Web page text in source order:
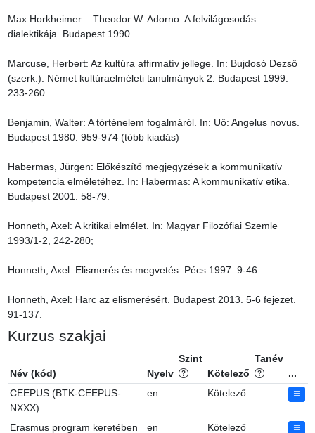
Max Horkheimer – Theodor W. Adorno: A felvilágosodás
dialektikája. Budapest 1990.
Marcuse, Herbert: Az kultúra affirmatív jellege. In: Bujdosó Dezső
(szerk.): Német kultúraelméleti tanulmányok 2. Budapest 1999.
233-260.
Benjamin, Walter: A történelem fogalmáról. In: Uő: Angelus novus.
Budapest 1980. 959-974 (több kiadás)
Habermas, Jürgen: Előkészítő megjegyzések a kommunikatív
kompetencia elméletéhez. In: Habermas: A kommunikatív etika.
Budapest 2001. 58-79.
Honneth, Axel: A kritikai elmélet. In: Magyar Filozófiai Szemle
1993/1-2, 242-280;
Honneth, Axel: Elismerés és megvetés. Pécs 1997. 9-46.
Honneth, Axel: Harc az elismerésért. Budapest 2013. 5-6 fejezet.
91-137.
Kurzus szakjai
Név (kód) Nyelv
Szint
Kötelező
Tanév
...
CEEPUS (BTK-CEEPUS-
NXXX)
en Kötelező
Erasmus program keretében en Kötelező